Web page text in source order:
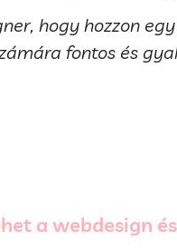
hogy hozzon
fontos és
a webdesign